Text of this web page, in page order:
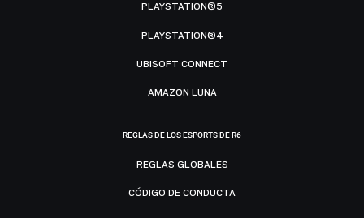
PLAYSTATION®5
PLAYSTATION®4
UBISOFT CONNECT
AMAZON LUNA
REGLAS DE LOS ESPORTS DE R6
REGLAS GLOBALES
CÓDIGO DE CONDUCTA